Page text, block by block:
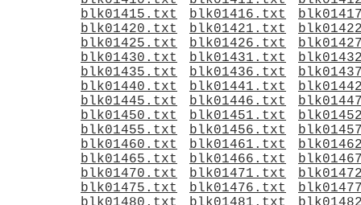
blk01415.txt
blk01416.txt
blk01420.txt
blk01421.txt
blk01425.txt
blk01426.txt
blk01430.txt
blk01431.txt
blk01435.txt
blk01436.txt
blk01440.txt
blk01441.txt
blk01445.txt
blk01446.txt
blk01450.txt
blk01451.txt
blk01455.txt
blk01456.txt
blk01460.txt
blk01461.txt
blk01465.txt
blk01466.txt
blk01470.txt
blk01471.txt
blk01475.txt
blk01476.txt